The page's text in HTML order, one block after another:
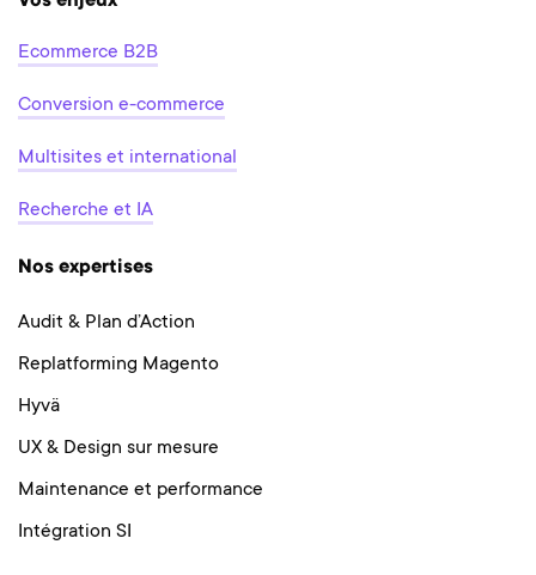
Ecommerce B2B
Conversion e-commerce
Multisites et international
Recherche et IA
Nos expertises
Audit & Plan d’Action
Replatforming Magento
Hyvä
UX & Design sur mesure
Maintenance et performance
Intégration SI